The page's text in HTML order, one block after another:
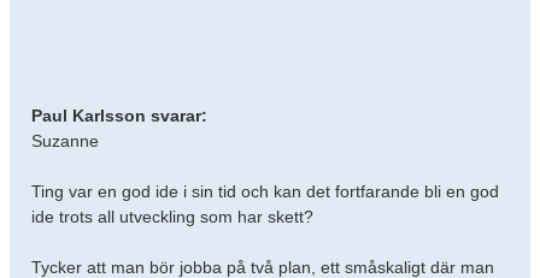
Paul Karlsson svarar:
Suzanne
Ting var en god ide i sin tid och kan det fortfarande bli en god
ide trots all utveckling som har skett?
Tycker att man bör jobba på två plan, ett småskaligt där man